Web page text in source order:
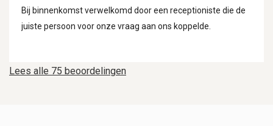
Lees alle 75 beoordelingen
Bij binnenkomst verwelkomd door een receptioniste die de
juiste persoon voor onze vraag aan ons koppelde.